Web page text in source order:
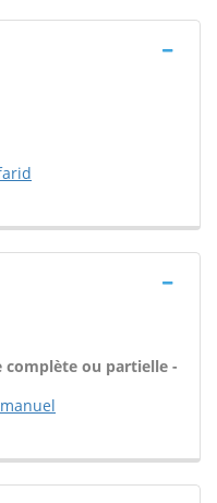
complète ou partielle -